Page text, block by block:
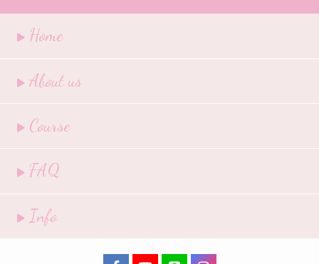
Home
About us
Course
FAQ
Info